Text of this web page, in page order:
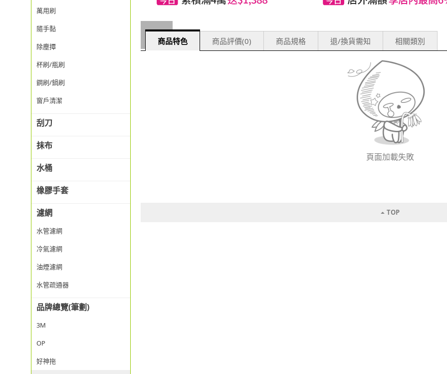
萬用刷
隨手黏
除塵撢
杯刷/瓶刷
鋼刷/鍋刷
窗戶清潔
刮刀
抹布
水桶
橡膠手套
濾網
水管濾網
冷氣濾網
油煙濾網
水管疏通器
品牌總覽(筆劃)
3M
OP
好神拖
商品特色 商品評價(0) 商品規格 退/換貨需知 相關類別
頁面加載失敗
TOP